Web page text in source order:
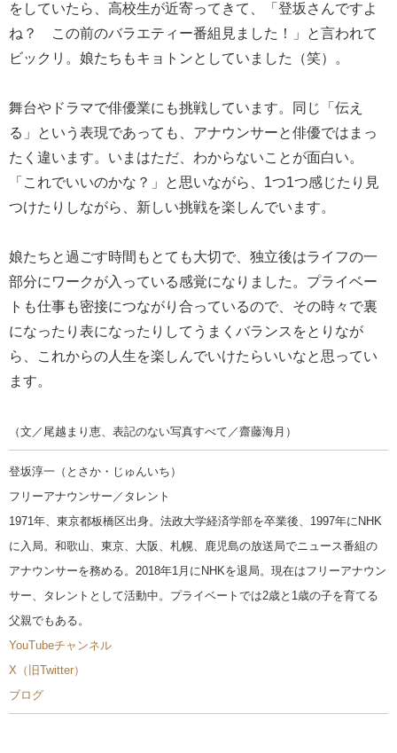
をしていたら、高校生が近寄ってきて、「登坂さんですよ
ね？ この前のバラエティー番組見ました！」と言われて
ビックリ。娘たちもキョトンとしていました（笑）。
舞台やドラマで俳優業にも挑戦しています。同じ「伝え
る」という表現であっても、アナウンサーと俳優ではまっ
たく違います。いまはただ、わからないことが面白い。
「これでいいのかな？」と思いながら、1つ1つ感じたり見
つけたりしながら、新しい挑戦を楽しんでいます。
娘たちと過ごす時間もとても大切で、独立後はライフの一
部分にワークが入っている感覚になりました。プライベー
トも仕事も密接につながり合っているので、その時々で裏
になったり表になったりしてうまくバランスをとりなが
ら、これからの人生を楽しんでいけたらいいなと思ってい
ます。
（文／尾越まり恵、表記のない写真すべて／齋藤海月）
登坂淳一（とさか・じゅんいち）
フリーアナウンサー／タレント
1971年、東京都板橋区出身。法政大学経済学部を卒業後、1997年にNHK
に入局。和歌山、東京、大阪、札幌、鹿児島の放送局でニュース番組の
アナウンサーを務める。2018年1月にNHKを退局。現在はフリーアナウン
サー、タレントとして活動中。プライベートでは2歳と1歳の子を育てる
父親でもある。
YouTubeチャンネル
X（旧Twitter）
ブログ